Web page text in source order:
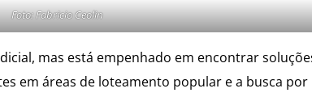
Foto: Fabricio Ceolin
mas está empenhado em encontrar
em áreas de loteamento popular e a busca